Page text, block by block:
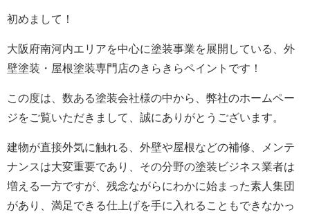
初めまして！
大阪府南河内エリアを中心に塗装事業を展開している、外
壁塗装・屋根塗装専門店のきらきらペイントです！
この度は、数ある塗装会社様の中から、弊社のホームペー
ジをご覧いただきまして、誠にありがとうございます。
建物が直接外気に触れる、外壁や屋根などの補修、メンテ
ナンスは大変重要であり、その分野の塗装ビジネス業者は
増える一方ですが、残念ながらにわかに始まった素人集団
があり、満足できる仕上げを手に入れることもできなかっ